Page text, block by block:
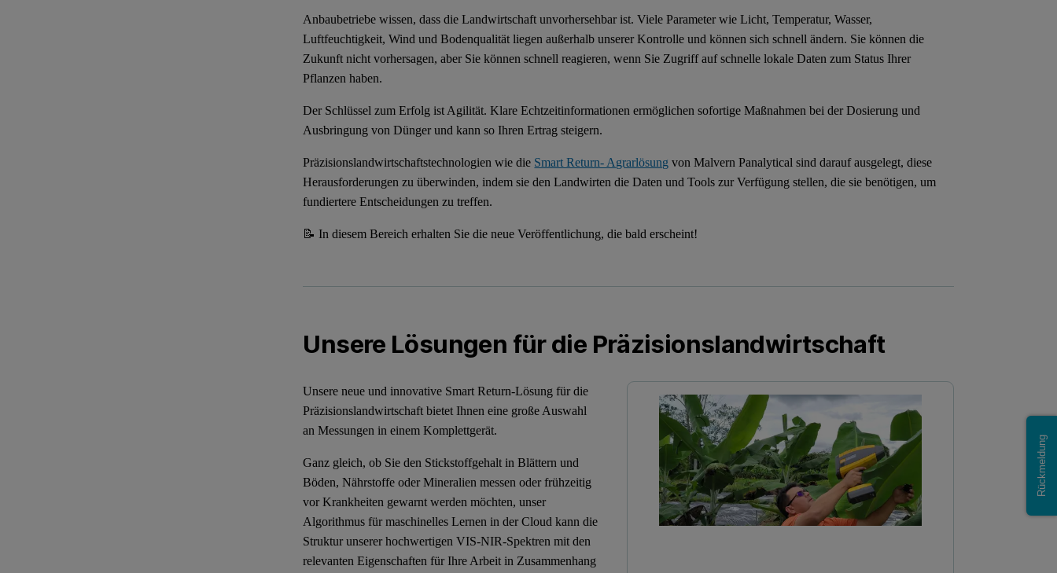
Anbaubetriebe wissen, dass die Landwirtschaft unvorhersehbar ist. Viele Parameter wie Licht, Temperatur, Wasser,
Luftfeuchtigkeit, Wind und Bodenqualität liegen außerhalb unserer Kontrolle und können sich schnell ändern. Sie können die
Zukunft nicht vorhersagen, aber Sie können schnell reagieren, wenn Sie Zugriff auf schnelle lokale Daten zum Status Ihrer
Pflanzen haben.
Der Schlüssel zum Erfolg ist Agilität. Klare Echtzeitinformationen ermöglichen sofortige Maßnahmen bei der Dosierung und
Ausbringung von Dünger und kann so Ihren Ertrag steigern.
Präzisionslandwirtschaftstechnologien wie die Smart Return- Agrarlösung von Malvern Panalytical sind darauf ausgelegt, diese
Herausforderungen zu überwinden, indem sie den Landwirten die Daten und Tools zur Verfügung stellen, die sie benötigen, um
fundiertere Entscheidungen zu treffen.
📝 In diesem Bereich erhalten Sie die neue Veröffentlichung, die bald erscheint!
Unsere Lösungen für die Präzisionslandwirtschaft
Unsere neue und innovative Smart Return-Lösung für die
Präzisionslandwirtschaft bietet Ihnen eine große Auswahl
an Messungen in einem Komplettgerät.
Ganz gleich, ob Sie den Stickstoffgehalt in Blättern und
Böden, Nährstoffe oder Mineralien messen oder frühzeitig
vor Krankheiten gewarnt werden möchten, unser
Algorithmus für maschinelles Lernen in der Cloud kann die
Struktur unserer hochwertigen VIS-NIR-Spektren mit den
relevanten Eigenschaften für Ihre Arbeit in Zusammenhang
Rückmeldung